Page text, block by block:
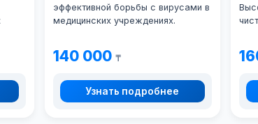
эффективной борьбы с вирусами в
медицинских учреждениях.
140 000 ₸
Узнать подробнее